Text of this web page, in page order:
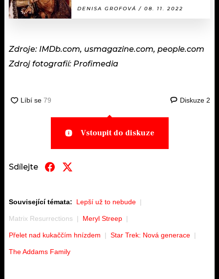
DENISA GROFOVÁ / 08. 11. 2022
Zdroje: IMDb.com, usmagazine.com, people.com
Zdroj fotografií: Profimedia
Diskuze 2
Vstoupit do diskuze
Sdílejte
Související témata: Lepší už to nebude
Matrix Resurrections Meryl Streep
Přelet nad kukaččím hnízdem Star Trek: Nová generace
The Addams Family